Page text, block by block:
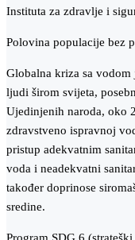
Instituta za zdravlje i
Polovina populacije bez
Globalna kriza sa
ljudi širom svijeta,
Ujedinjenih naroda, oko
zdravstveno ispravnoj
pristup adekvatnim
voda i neadekvatni
također doprinose
sredine.